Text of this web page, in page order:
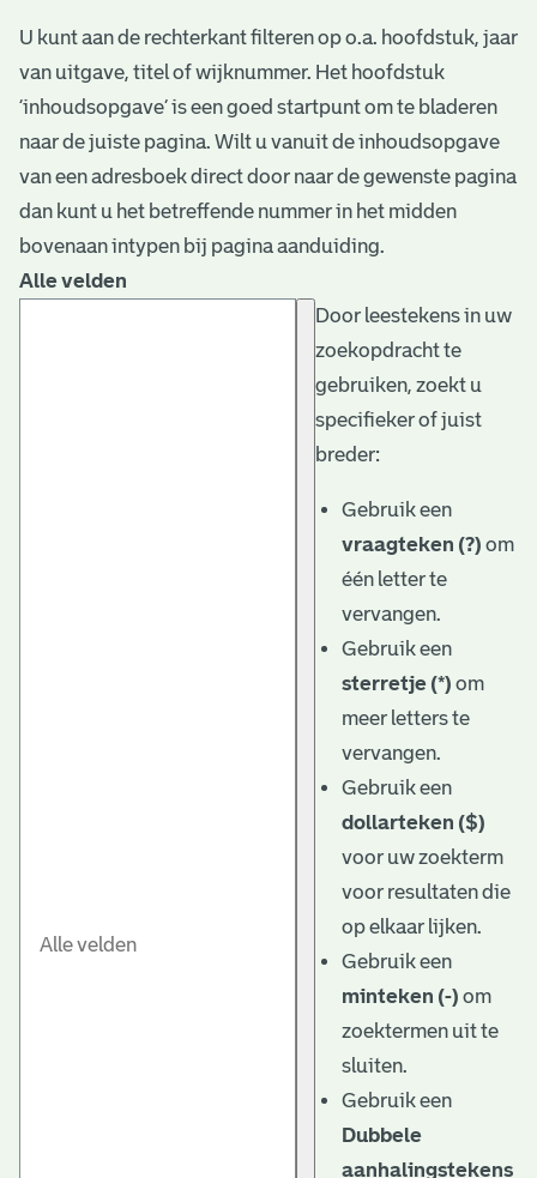
U kunt aan de rechterkant filteren op o.a. hoofdstuk, jaar
van uitgave, titel of wijknummer. Het hoofdstuk
‘inhoudsopgave’ is een goed startpunt om te bladeren
naar de juiste pagina. Wilt u vanuit de inhoudsopgave
van een adresboek direct door naar de gewenste pagina
dan kunt u het betreffende nummer in het midden
bovenaan intypen bij pagina aanduiding.
Alle velden
Door leestekens in uw
zoekopdracht te
gebruiken, zoekt u
specifieker of juist
breder:
Gebruik een
vraagteken (?) om
één letter te
vervangen.
Gebruik een
sterretje (*) om
meer letters te
vervangen.
Gebruik een
dollarteken ($)
voor uw zoekterm
voor resultaten die
op elkaar lijken.
Gebruik een
minteken (-) om
zoektermen uit te
sluiten.
Gebruik een
Dubbele
aanhalingstekens